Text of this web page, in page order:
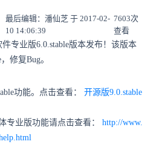
最后编辑：潘仙芝 于 2017-02-
10 14:06:39
7603次
查看
专业版6.0.stable版本发布！该版本
修复Bug。
功能。点击查看： 开源版9.0.stable
专业版功能请点击查看： http://www.